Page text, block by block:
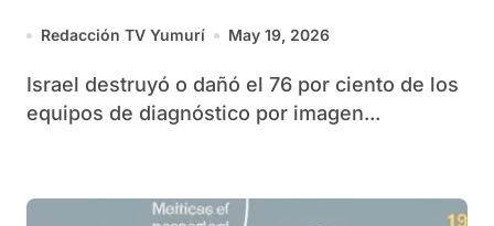
israelí
Redacción TV Yumurí May 19, 2026
Israel destruyó o dañó el 76 por ciento de los
equipos de diagnóstico por imagen...